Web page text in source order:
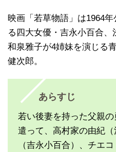
映画「若草物語」は1964
る四大女優・吉永小百合、
和泉雅子が4姉妹を演じる
健次郎。
あらすじ
若い後妻を持った父親
遣って、高村家の由紀
（吉永小百合）、チエ